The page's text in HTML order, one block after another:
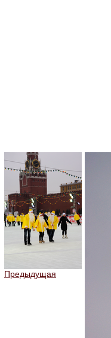
Предыдущая